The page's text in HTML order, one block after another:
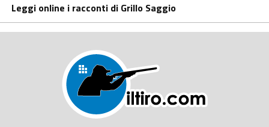
Leggi online i racconti di Grillo Saggio